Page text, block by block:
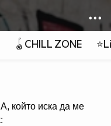
🪀CHILL ZONE
който иска да ме